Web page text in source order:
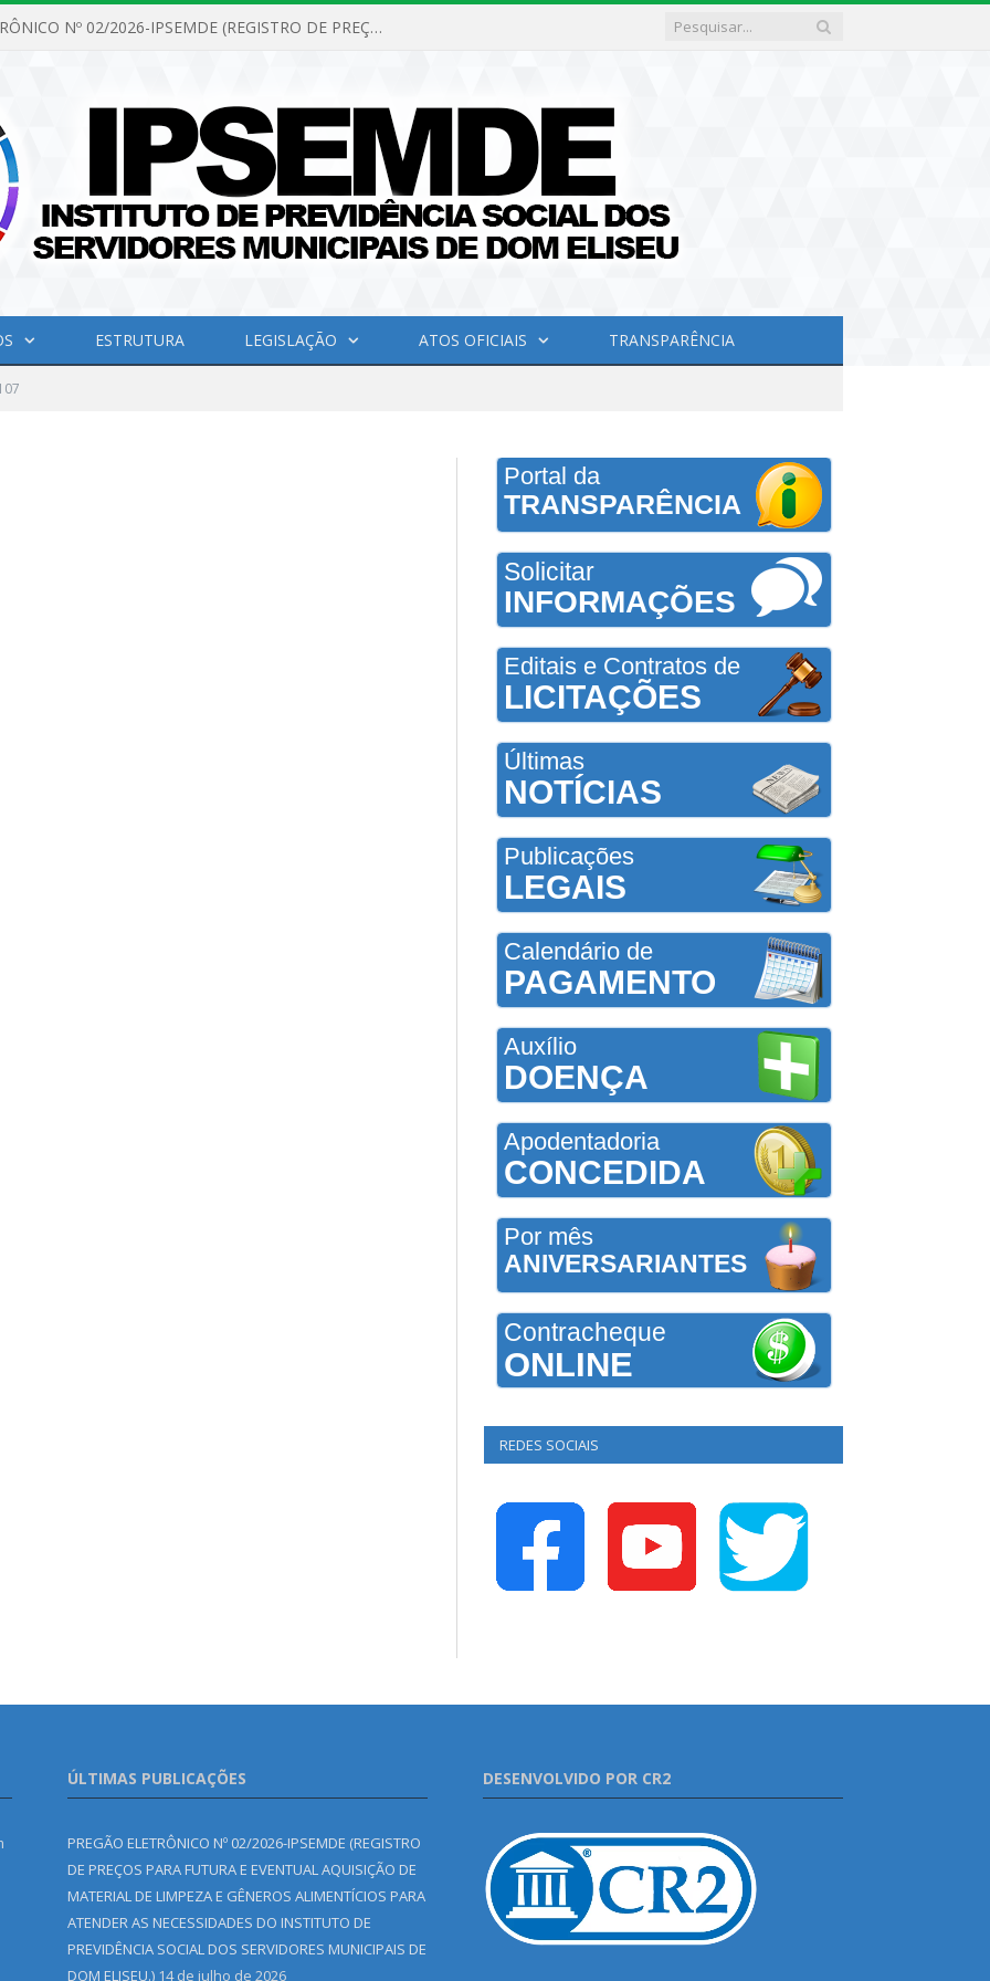
PREGÃO ELETRÔNICO Nº 02/2026-IPSEMDE (REGISTRO DE PREÇOS PARA FUTURA E EVENTUAL AQUISIÇÃO DE MATERIAL DE LIMPEZA E GÊNEROS ALIMENTÍCIOS PARA ATENDER AS NECESSIDADES DO INSTITUTO DE PREVIDÊNCIA SOCIAL DOS SERVIDORES MUNICIPAIS DE DOM ELISEU.)
ESTRUTURA LEGISLAÇÃO ATOS OFICIAIS TRANSPARÊNCIA
Portal da
TRANSPARÊNCIA
Solicitar
INFORMAÇÕES
Editais e Contratos de
LICITAÇÕES
Últimas
NOTÍCIAS
Publicações
LEGAIS
Calendário de
PAGAMENTO
Auxílio
DOENÇA
Apodentadoria
CONCEDIDA
Por mês
ANIVERSARIANTES
Contracheque
ONLINE
REDES SOCIAIS
ÚLTIMAS PUBLICAÇÕES
PREGÃO ELETRÔNICO Nº 02/2026-IPSEMDE (REGISTRO
DE PREÇOS PARA FUTURA E EVENTUAL AQUISIÇÃO DE
MATERIAL DE LIMPEZA E GÊNEROS ALIMENTÍCIOS PARA
ATENDER AS NECESSIDADES DO INSTITUTO DE
PREVIDÊNCIA SOCIAL DOS SERVIDORES MUNICIPAIS DE
DOM ELISEU.) 14 de julho de 2026
DESENVOLVIDO POR CR2